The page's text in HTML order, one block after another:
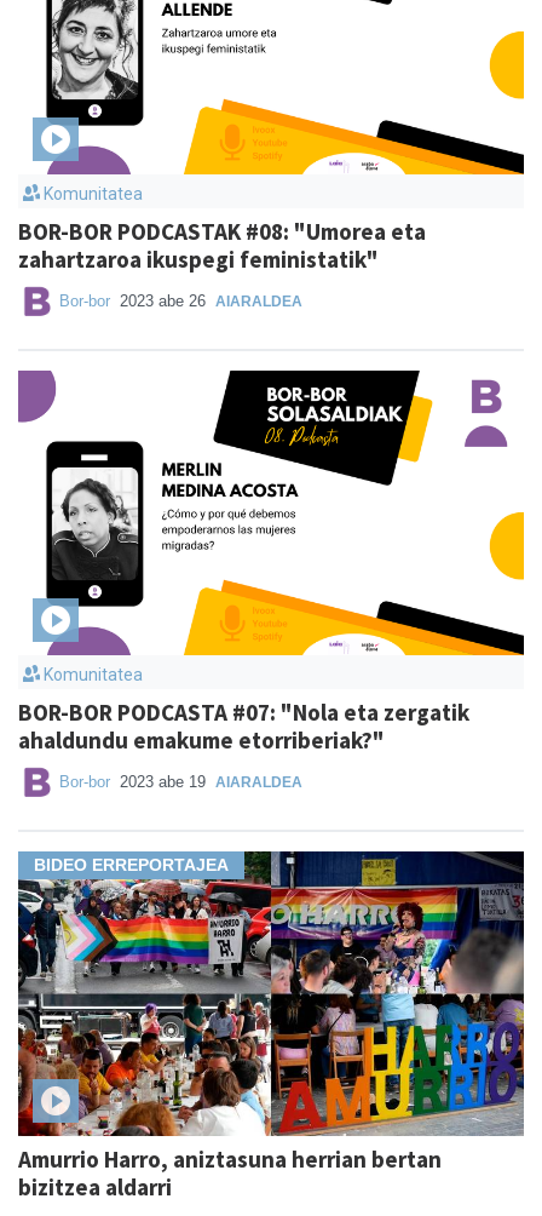
Komunitatea
BOR-BOR PODCASTAK #08: "Umorea eta
zahartzaroa ikuspegi feministatik"
Bor-bor 2023 abe 26 AIARALDEA
Komunitatea
BOR-BOR PODCASTA #07: "Nola eta zergatik
ahaldundu emakume etorriberiak?"
Bor-bor 2023 abe 19 AIARALDEA
BIDEO ERREPORTAJEA
Amurrio Harro, aniztasuna herrian bertan
bizitzea aldarri